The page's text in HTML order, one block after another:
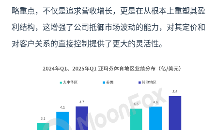
略重点，不仅是追求营收增长，更是在从根本上重塑其盈
利结构，这增强了公司抵御市场波动的能力，对其定价和
对客户关系的直接控制提供了更大的灵活性。